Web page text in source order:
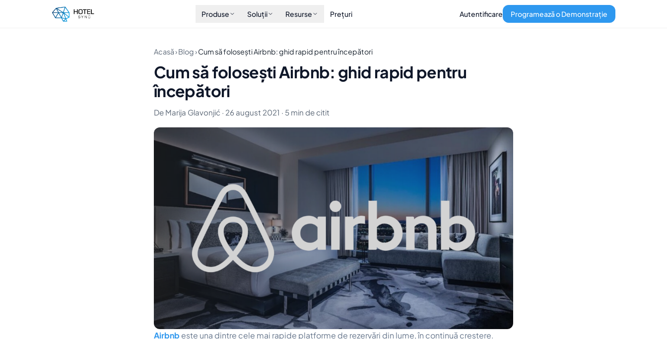
Produse Soluții Resurse Prețuri Autentificare Programează o Demonstrație
Acasă›Blog›Cum să folosești Airbnb: ghid rapid pentru începători
Cum să folosești Airbnb: ghid rapid pentru
începători
De Marija Glavonjić · 26 august 2021 · 5 min de citit
Airbnb este una dintre cele mai rapide platforme de rezervări din lume, în continuă creștere.